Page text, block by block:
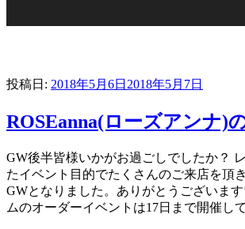
投稿日: 2018年5月6日 2018年5月7日
ROSEanna(ローズアンナ)
GW後半皆様いかがお過ごしでしたか？
たイベント目的でたくさんのご来店を頂
GWとなりました。ありがとうございま
ムのオーダーイベントは17日まで開催し